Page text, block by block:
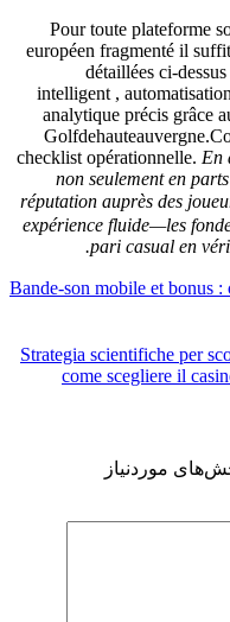
Pour toute plateforme
européen fragmenté il
détaillées ci-
intelligent ,
analytique précis grâce
checklist opérationnelle. En
non seulement en
réputation auprès des
expérience fluide—les
pari casual en
Bande‑son mobile et bonus
Strategia scientifiche per
come scegliere il
موردنیاز